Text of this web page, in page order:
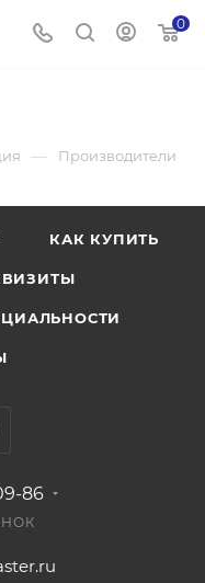
0
— Производители
КАК КУПИТЬ
86